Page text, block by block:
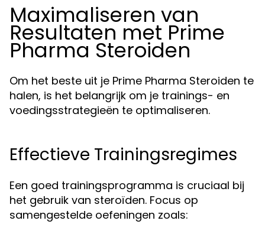
Maximaliseren van
Resultaten met Prime
Pharma Steroiden
Om het beste uit je Prime Pharma Steroiden te
halen, is het belangrijk om je trainings- en
voedingsstrategieën te optimaliseren.
Effectieve Trainingsregimes
Een goed trainingsprogramma is cruciaal bij
het gebruik van steroïden. Focus op
samengestelde oefeningen zoals: